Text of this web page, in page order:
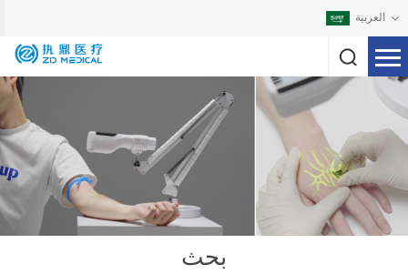
العربية
بحث